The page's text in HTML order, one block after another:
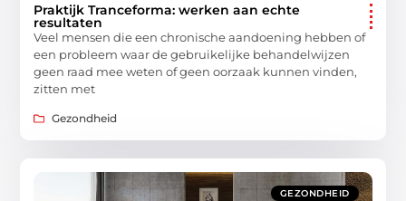
Praktijk Tranceforma: werken aan echte
resultaten
Veel mensen die een chronische aandoening hebben of
een probleem waar de gebruikelijke behandelwijzen
geen raad mee weten of geen oorzaak kunnen vinden,
zitten met
Gezondheid
GEZONDHEID